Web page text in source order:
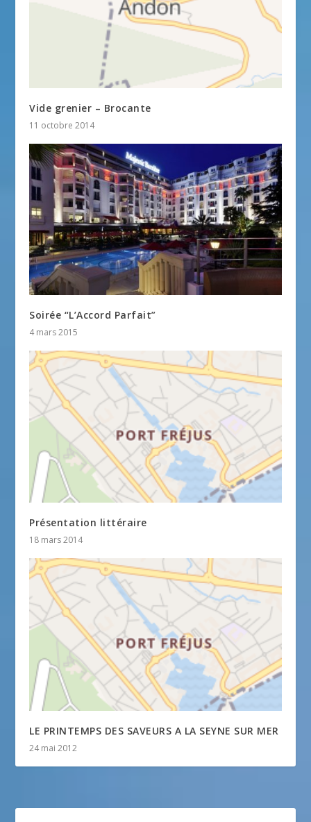
Vide grenier – Brocante
11 octobre 2014
Soirée “L’Accord Parfait”
4 mars 2015
Présentation littéraire
18 mars 2014
LE PRINTEMPS DES SAVEURS A LA SEYNE SUR MER
24 mai 2012